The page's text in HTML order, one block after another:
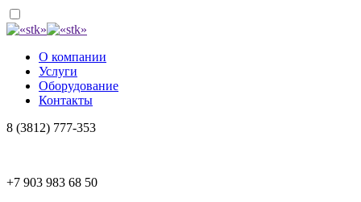
О компании
Услуги
Оборудование
Контакты
8 (3812) 777-353
+7 903 983 68 50